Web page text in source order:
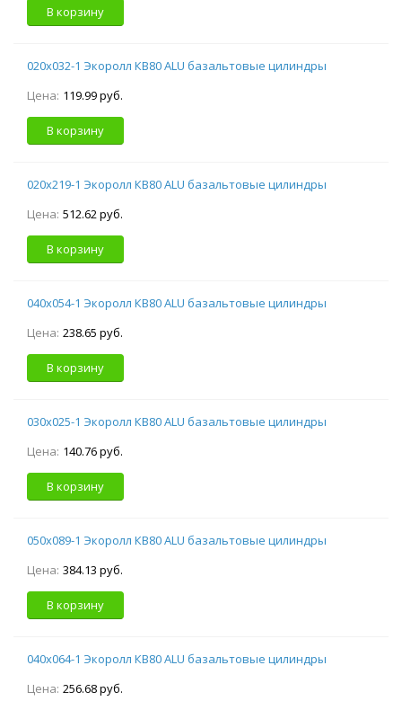
В корзину
020х032-1 Экоролл КВ80 ALU базальтовые цилиндры
Цена: 119.99 руб.
В корзину
020х219-1 Экоролл КВ80 ALU базальтовые цилиндры
Цена: 512.62 руб.
В корзину
040х054-1 Экоролл КВ80 ALU базальтовые цилиндры
Цена: 238.65 руб.
В корзину
030х025-1 Экоролл КВ80 ALU базальтовые цилиндры
Цена: 140.76 руб.
В корзину
050х089-1 Экоролл КВ80 ALU базальтовые цилиндры
Цена: 384.13 руб.
В корзину
040х064-1 Экоролл КВ80 ALU базальтовые цилиндры
Цена: 256.68 руб.